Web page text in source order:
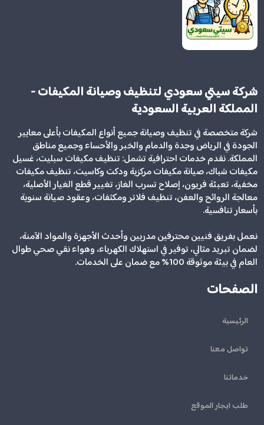
شركة سيتي سعودي لتنظيف وصيانة المكيفات -
المملكة العربية السعودية
شركة متخصصة في تنظيف وصيانة جميع أنواع المكيفات بأعلى معايير
الجودة في الرياض وجدة والدمام والخبر والأحساء وجميع مناطق
المملكة. نقدم خدمات احترافية تشمل: تنظيف مكيفات سبليت، غسيل
مكيفات شباك، صيانة مكيفات مركزية ودكت وكاسيت، تنظيف مكيفات
مخفية، تعبئة فريون، إصلاح تسرب الغاز، تغيير قطع الغيار الأصلية،
معالجة الروائح والعفن، تنظيف فلاتر ومكثفات، وعقود صيانة سنوية
بأسعار تنافسية.
نعمل بفريق فنيين محترفين مدربين وأحدث الأجهزة والمواد الآمنة،
لضمان تبريد مثالي، توفير في استهلاك الكهرباء، وهواء نقي صحي طوال
العام في بيئة موثوقة 100% مع ضمان على الخدمات.
الصفحات
الرئيسية
تواصل معنا
خدماتنا
طلب ايجار الموقع